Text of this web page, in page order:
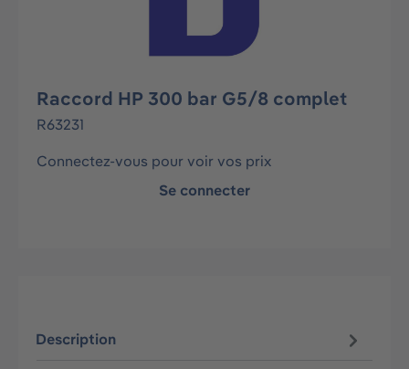
Raccord HP 300 bar G5/8 complet
R63231
Connectez-vous pour voir vos prix
Se connecter
Description